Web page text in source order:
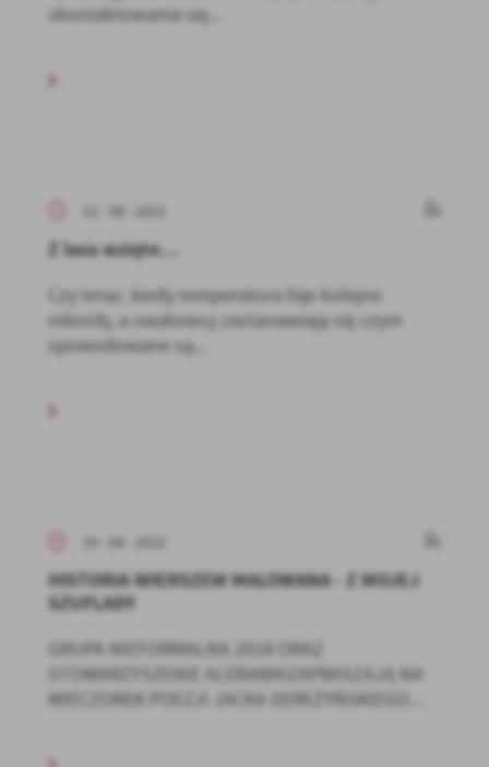
skontaktowania się...
22 - 08 - 2022
Z lasu wzięte…
Czy teraz, kiedy temperatura bije kolejne
rekordy, a naukowcy zastanawiają się czym
spowodowane są...
19 - 08 - 2022
HISTORIA WIERSZEM MALOWANA - Z MOJEJ
SZUFLADY
GRUPA NIEFORMALNA 2018 ORAZ
STOWARZYSZENIE ALEBABKIZAPRASZAJĄ NA
WIECZOREK POEZJI JACKA DEREŻYŃSKIEGO...